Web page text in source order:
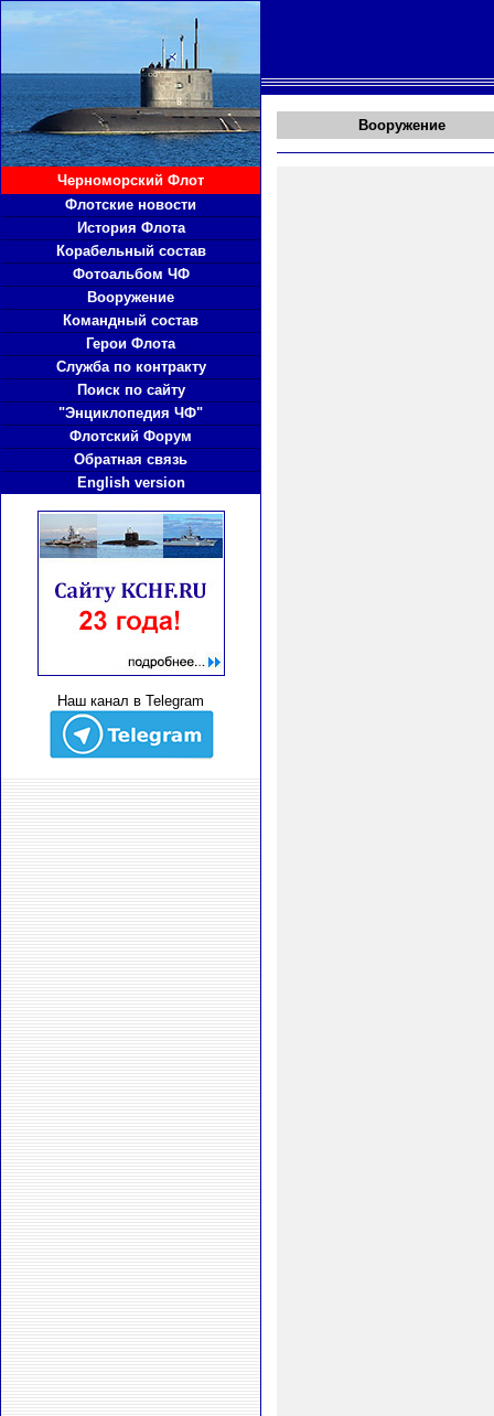
Черноморский Флот
Флотские новости
История Флота
Корабельный состав
Фотоальбом ЧФ
Вооружение
Командный состав
Герои Флота
Служба по контракту
Поиск по сайту
"Энциклопедия ЧФ"
Флотский Форум
Обратная связь
English version
Наш канал в Telegram
Вооружение